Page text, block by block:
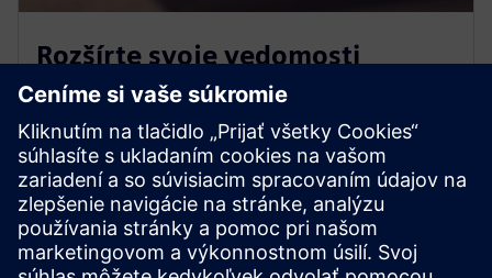
Rozšírte svoje vedomosti
odborníkmi, zvládnite zložité témy pomocou našich
odborných návodov a videí s návodom na PRO Tips a
získajte exkluzívny prístup k PRO Poznámkam
spoločnosti Siemens, kde nájdete najnovšie poznatky
o odvetví.